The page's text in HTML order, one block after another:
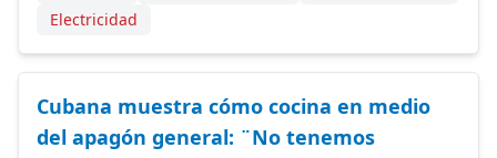
Electricidad
Cubana muestra cómo cocina en medio
del apagón general: ¨No tenemos